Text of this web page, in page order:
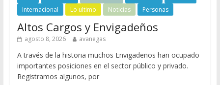
Internacional
Lo ultimo Noticias Personas
Altos Cargos y Envigadeños
agosto 8, 2026 avanegas
A través de la historia muchos Envigadeños han ocupado
importantes posiciones en el sector público y privado.
Registramos algunos, por